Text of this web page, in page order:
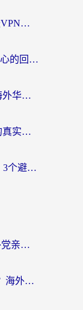
海外党必看：ChickCN和极速穿梭VPN好用吗？3招教你选对回国加速器无缝刷国内资源
斧牛和light哪个好？海外华人最关心的回国加速器选择难题，一篇讲透
在国外怎么用虎牙不卡顿？2026海外华人亲测有效的回国加速器选择指南
斧牛和加速喵好用吗？海外游子的真实选择困境
马来西亚留学生回国VPN怎么选？3个避坑点+1款实测好用的加速器推荐
Sky光·遇在国外怎么加速玩？海外党亲测有效的国服游戏加速指南
在欧洲能玩天下-异兽山海吗手游？海外玩家的加速器生存指南